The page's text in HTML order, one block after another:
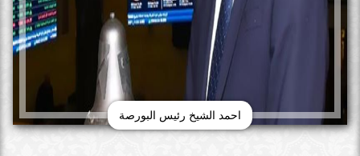
احمد الشيخ رئيس البورصة